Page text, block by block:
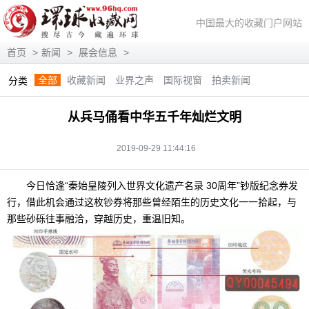
中国最大的收藏门户网站
首页 > 新闻 > 展会信息 >
分类 全部 收藏新闻 业界之声 国际视窗
拍卖新闻
展会信息
艺术投资 人物访谈 评论观察
视频访谈
藏趣逸闻
艺术评论 快讯 滚动 动态
从兵马俑看中华五千年灿烂文明
2019-09-29 11:44:16
今日恰逢“秦始皇陵列入世界文化遗产名录 30周年”钞版纪念券发
行，借此机会通过这枚钞券将那些曾经陌生的历史文化一一拾起，与
那些砂砾往事融洽，穿越历史，重温旧知。